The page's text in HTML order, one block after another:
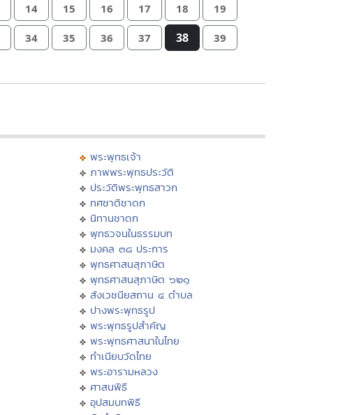
14 15 16 17 18 19
34 35 36 37 38 39
พระพุทธเจ้า
ภาพพระพุทธประวัติ
ประวัติพระพุทธสาวก
ทศชาติชาดก
นิทานชาดก
พุทธวจนในธรรมบท
มงคล ๓๘ ประการ
พุทธศาสนสุภาษิต
พุทธศาสนสุภาษิต ๖๒๑
สังเวชนียสถาน ๔ ตำบล
ปางพระพุทธรูป
พระพุทธรูปสำคัญ
พระพุทธศาสนาในไทย
ทำเนียบวัดไทย
พระอารามหลวง
ศาสนพิธี
อุปสมบทพิธี